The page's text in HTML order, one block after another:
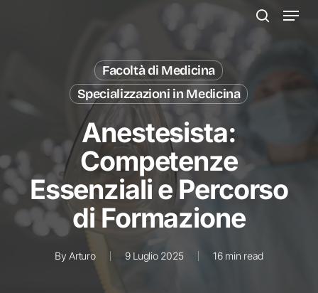
Menu
Facoltà di Medicina
Specializzazioni in Medicina
Anestesista:
Competenze
Essenziali e Percorso
di Formazione
By Arturo 9 Luglio 2025 16 min read